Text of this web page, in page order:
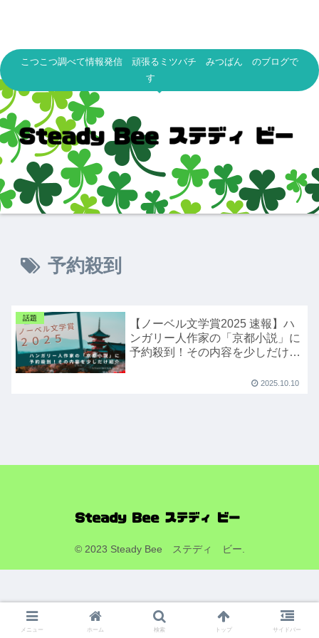
こつこつ調べて情報発信 頑張るミツバチ みつばん のブログで
す
予約殺到
話題
【ノーベル文学賞2025 速報】ハ
ンガリー人作家の「京都小説」に
予約殺到！その内容を少しだけ紹
2025.10.10
© 2023 Steady Bee ステディ ビー.
メニュー ホーム 検索 トップ サイドバー